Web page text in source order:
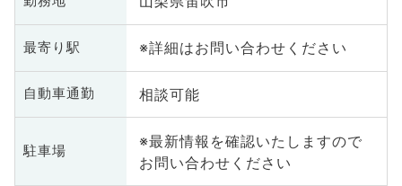
最寄り駅 ※詳細はお問い合わせください
自動車通勤 相談可能
駐車場
※最新情報を確認いたしますので
お問い合わせください